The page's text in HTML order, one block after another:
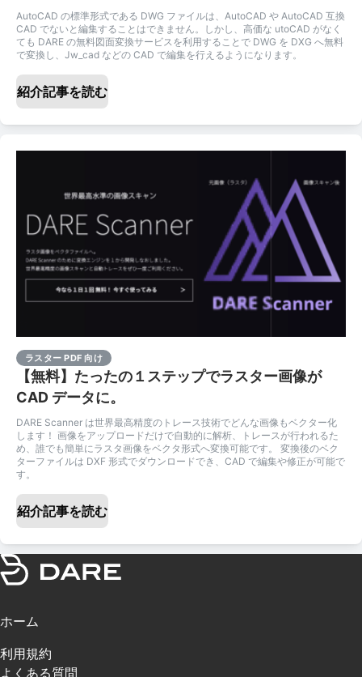
AutoCAD の標準形式である DWG ファイルは、AutoCAD や AutoCAD 互換
CAD でないと編集することはできません。しかし、高価な utoCAD がなく
ても DARE の無料図面変換サービスを利用することで DWG を DXG へ無料
で変換し、Jw_cad などの CAD で編集を行えるようになります。
紹介記事を読む
ラスター PDF 向け
【無料】たったの１ステップでラスター画像が
CAD データに。
DARE Scanner は世界最高精度のトレース技術でどんな画像もベクター化
します！ 画像をアップロードだけで自動的に解析、トレースが行われるた
め、誰でも簡単にラスタ画像をベクタ形式へ変換可能です。 変換後のベク
ターファイルは DXF 形式でダウンロードでき、CAD で編集や修正が可能で
す。
紹介記事を読む
ホーム
利用規約
よくある質問